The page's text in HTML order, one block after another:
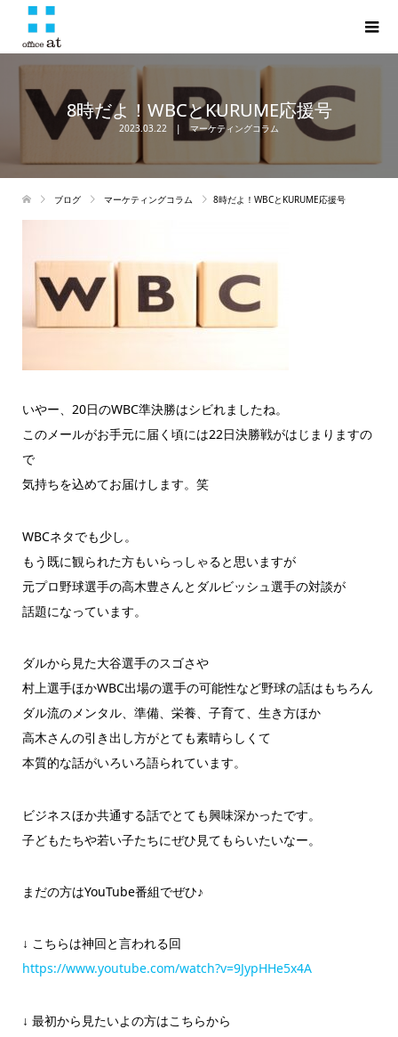
8時だよ！WBCとKURUME応援号
2023.03.22 マーケティングコラム
ブログ マーケティングコラム 8時だよ！WBCとKURUME応援号
いやー、20日のWBC準決勝はシビれましたね。
このメールがお手元に届く頃には22日決勝戦がはじまりますの
で
気持ちを込めてお届けします。笑
WBCネタでも少し。
もう既に観られた方もいらっしゃると思いますが
元プロ野球選手の高木豊さんとダルビッシュ選手の対談が
話題になっています。
ダルから見た大谷選手のスゴさや
村上選手ほかWBC出場の選手の可能性など野球の話はもちろん
ダル流のメンタル、準備、栄養、子育て、生き方ほか
高木さんの引き出し方がとても素晴らしくて
本質的な話がいろいろ語られています。
ビジネスほか共通する話でとても興味深かったです。
子どもたちや若い子たちにぜひ見てもらいたいなー。
まだの方はYouTube番組でぜひ♪
↓ こちらは神回と言われる回
https://www.youtube.com/watch?v=9JypHHe5x4A
↓ 最初から見たいよの方はこちらから